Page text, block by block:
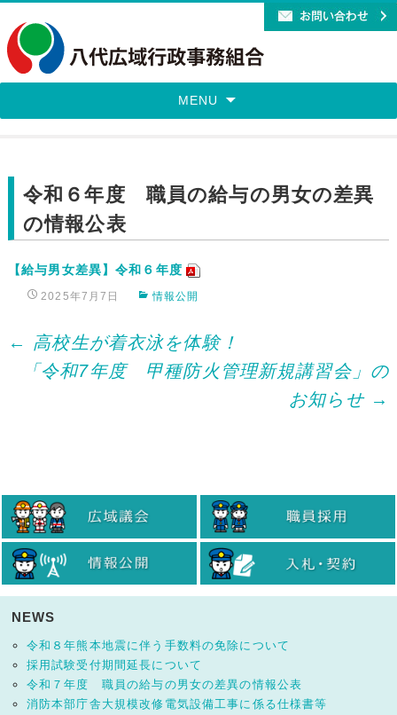
MENU
令和６年度 職員の給与の男女の差異
の情報公表
【給与男女差異】令和６年度
2025年7月7日 情報公開
Post
navigation
←
高校生が着衣泳を体験！
「令和7年度 甲種防火管理新規講習会」の
お知らせ →
NEWS
令和８年熊本地震に伴う手数料の免除について
採用試験受付期間延長について
令和７年度 職員の給与の男女の差異の情報公表
消防本部庁舎大規模改修電気設備工事に係る仕様書等